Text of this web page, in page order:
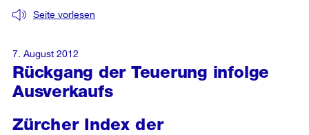
Rückgang der Teuerung infolge
Ausverkaufs
Seite vorlesen
Zürcher Index der
7. August 2012